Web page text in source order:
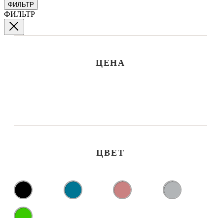
ФИЛЬТР
ФИЛЬТР
ЦЕНА
ЦВЕТ